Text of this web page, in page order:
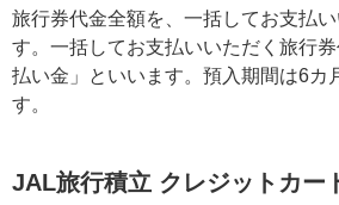
旅行券代金全額を、一括してお支払
す。一括してお支払いいただく旅行
払い金」といいます。預入期間は6カ
す。
JAL旅行積立 クレジットカー